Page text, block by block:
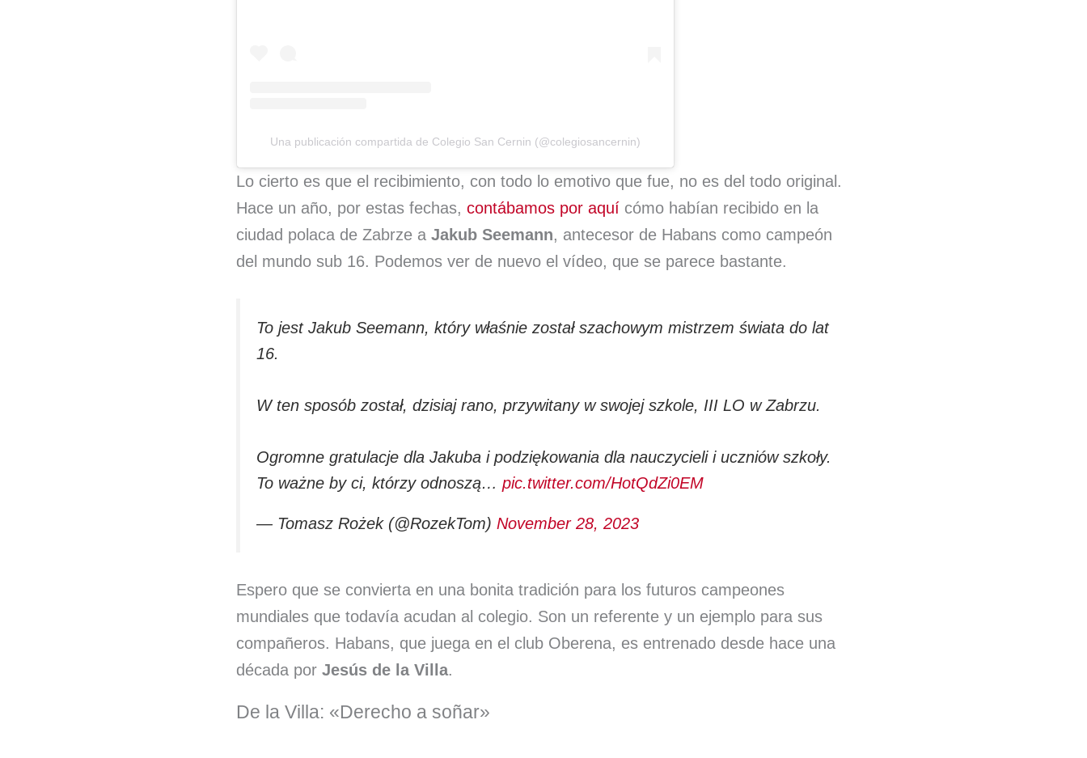
Una publicación compartida de Colegio San Cernin (@colegiosancernin)
Lo cierto es que el recibimiento, con todo lo emotivo que fue, no es del todo original.
Hace un año, por estas fechas, contábamos por aquí cómo habían recibido en la
ciudad polaca de Zabrze a Jakub Seemann, antecesor de Habans como campeón
del mundo sub 16. Podemos ver de nuevo el vídeo, que se parece bastante.
To jest Jakub Seemann, który właśnie został szachowym mistrzem świata do lat
16.
W ten sposób został, dzisiaj rano, przywitany w swojej szkole, III LO w Zabrzu.
Ogromne gratulacje dla Jakuba i podziękowania dla nauczycieli i uczniów szkoły.
To ważne by ci, którzy odnoszą… pic.twitter.com/HotQdZi0EM
— Tomasz Rożek (@RozekTom) November 28, 2023
Espero que se convierta en una bonita tradición para los futuros campeones
mundiales que todavía acudan al colegio. Son un referente y un ejemplo para sus
compañeros. Habans, que juega en el club Oberena, es entrenado desde hace una
década por Jesús de la Villa.
De la Villa: «Derecho a soñar»